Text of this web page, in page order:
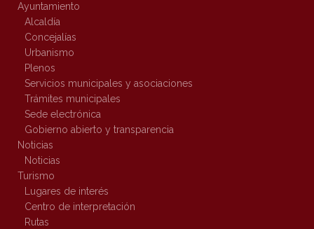
Ayuntamiento
Alcaldía
Concejalías
Urbanismo
Plenos
Servicios municipales y asociaciones
Trámites municipales
Sede electrónica
Gobierno abierto y transparencia
Noticias
Noticias
Turismo
Lugares de interés
Centro de interpretación
Rutas